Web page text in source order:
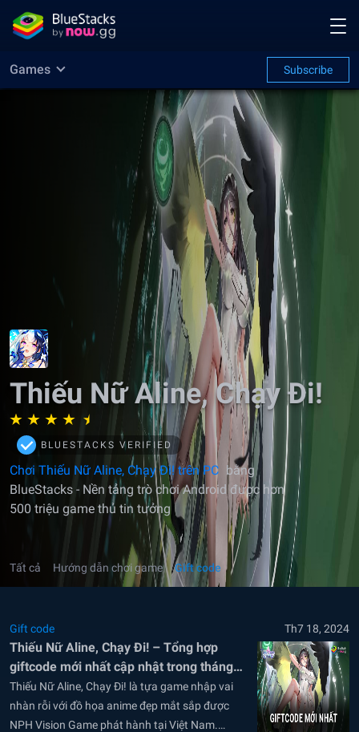
Games Subscribe
Thiếu Nữ Aline, Chạy Đi!
BLUESTACKS VERIFIED
Chơi Thiếu Nữ Aline, Chạy Đi! trên PC bằng
BlueStacks - Nền tảng trò chơi Android được hơn
500 triệu game thủ tin tưởng
Tất cả Hướng dẫn chơi game Gift code
Gift code Th7 18, 2024
Thiếu Nữ Aline, Chạy Đi! – Tổng hợp
giftcode mới nhất cập nhật trong tháng
6/2024
Thiếu Nữ Aline, Chạy Đi! là tựa game nhập vai
nhàn rỗi với đồ họa anime đẹp mắt sắp được
NPH Vision Game phát hành tại Việt Nam.